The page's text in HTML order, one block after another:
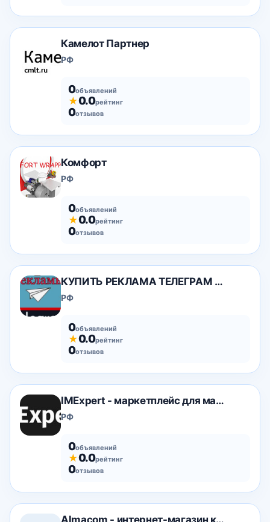
Камелот Партнер
РФ
0объявлений
★0.0рейтинг
0отзывов
Комфорт
РФ
0объявлений
★0.0рейтинг
0отзывов
КУПИТЬ РЕКЛАМА ТЕЛЕГРАМ РОССИЯ КАНАЛ ДЁШЕВО
РФ
0объявлений
★0.0рейтинг
0отзывов
IMExpert - маркетплейс для маркетолога
РФ
0объявлений
★0.0рейтинг
0отзывов
Almacom - интернет-магазин климатической техники